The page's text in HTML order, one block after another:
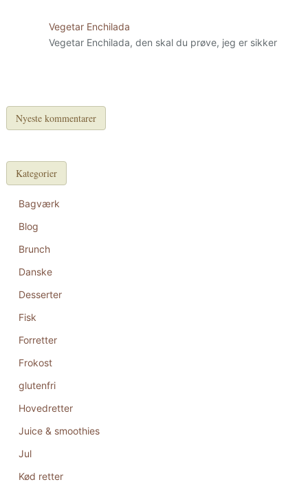
Vegetar Enchilada
Vegetar Enchilada, den skal du prøve, jeg er sikker
Nyeste kommentarer
Kategorier
Bagværk
Blog
Brunch
Danske
Desserter
Fisk
Forretter
Frokost
glutenfri
Hovedretter
Juice & smoothies
Jul
Kød retter